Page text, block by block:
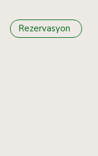
Rezervasyon